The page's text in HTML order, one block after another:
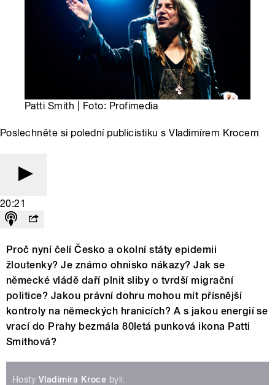
Patti Smith | Foto: Profimedia
Poslechněte si polední publicistiku s Vladimírem Krocem
20:21
Proč nyní čelí Česko a okolní státy epidemii
žloutenky? Je známo ohnisko nákazy? Jak se
německé vládě daří plnit sliby o tvrdší migrační
politice? Jakou právní dohru mohou mít přísnější
kontroly na německých hranicích? A s jakou energií se
vrací do Prahy bezmála 80letá punková ikona Patti
Smithová?
Hosty Vladimíra Kroce byli: